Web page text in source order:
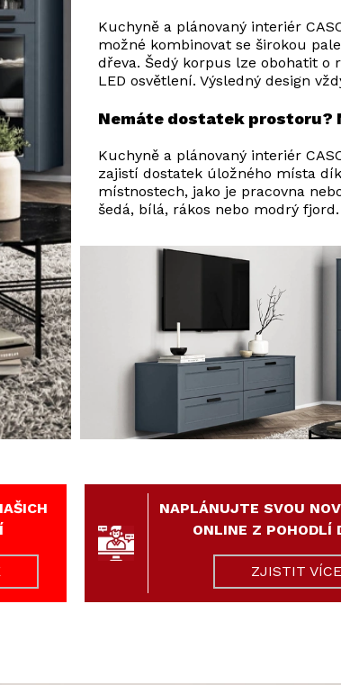
Kuchyně a plánovaný interiér
možné kombinovat se širokou
dřeva. Šedý korpus lze obohatit o
LED osvětlení. Výsledný design
Nemáte dostatek prostoru?
Kuchyně a plánovaný interiér
zajistí dostatek úložného místa
místnostech, jako je pracovna
šedá, bílá, rákos nebo modrý fjord.
NAPLÁNUJTE SVOU
ONLINE Z POHODLÍ
ZJISTIT VÍCE